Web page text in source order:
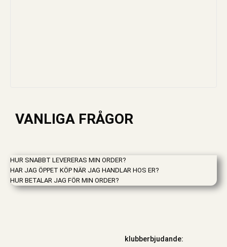
VANLIGA FRÅGOR
HUR SNABBT LEVERERAS MIN ORDER?
HAR JAG ÖPPET KÖP NÄR JAG HANDLAR HOS ER?
HUR BETALAR JAG FÖR MIN ORDER?
klubberbjudande: